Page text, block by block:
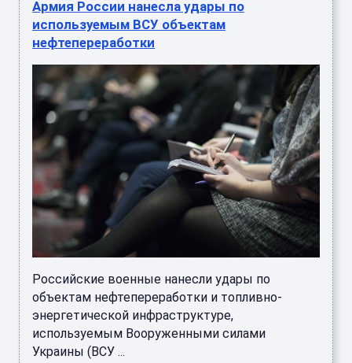
Армия России нанесла удары по
используемым ВСУ объектам
нефтепереработки
Российские военные нанесли удары по
объектам нефтепереработки и топливно-
энергетической инфраструктуре,
используемым Вооруженными силами
Украины (ВСУ ...